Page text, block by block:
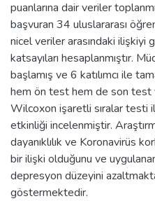
puanlarına dair veriler
başvuran 34 uluslararası
nicel veriler arasındaki
katsayıları hesaplanmıştır.
başlamış ve 6 katılımcı ile
hem ön test hem de son
Wilcoxon işaretli sıralar testi
etkinliği incelenmiştir.
dayanıklılık ve Koronavirüs
bir ilişki olduğunu ve
depresyon düzeyini
göstermektedir.